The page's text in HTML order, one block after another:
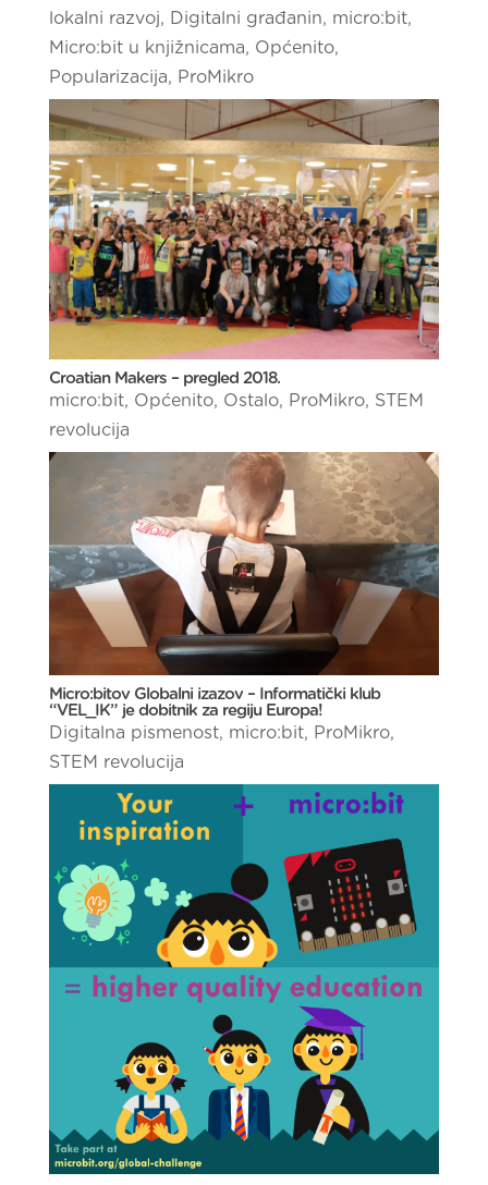
lokalni razvoj, Digitalni građanin, micro:bit,
Micro:bit u knjižnicama, Općenito,
Popularizacija, ProMikro
Croatian Makers – pregled 2018.
micro:bit, Općenito, Ostalo, ProMikro, STEM
revolucija
Micro:bitov Globalni izazov – Informatički klub
“VEL_IK” je dobitnik za regiju Europa!
Digitalna pismenost, micro:bit, ProMikro,
STEM revolucija